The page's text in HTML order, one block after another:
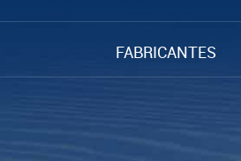
FABRICANTES